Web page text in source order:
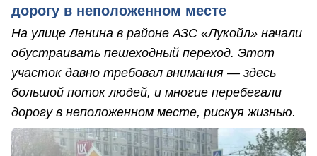
дорогу в неположенном месте
На улице Ленина в районе АЗС «Лукойл» начали
обустраивать пешеходный переход. Этот
участок давно требовал внимания — здесь
большой поток людей, и многие перебегали
дорогу в неположенном месте, рискуя жизнью.